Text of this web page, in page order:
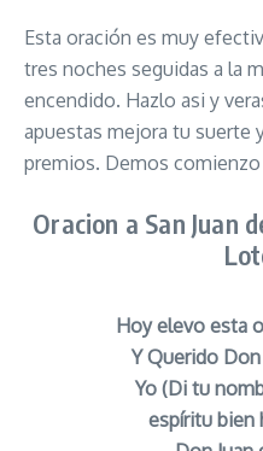
Esta oración es muy
tres noches seguidas a la
encendido. Hazlo asi y
apuestas mejora tu suerte
premios. Demos
Oracion a San Juan
Hoy elevo esta
Y Querido
Yo (Di tu
espíritu bien